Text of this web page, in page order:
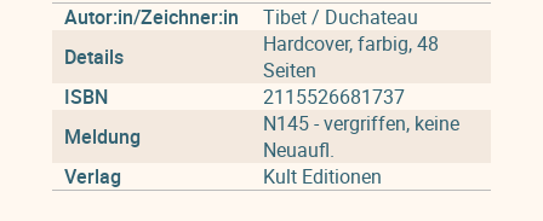
Autor:in/Zeichner:in
Tibet / Duchateau
Details
Hardcover, farbig, 48
Seiten
ISBN
2115526681737
Meldung
N145 - vergriffen, keine
Neuaufl.
Verlag
Kult Editionen